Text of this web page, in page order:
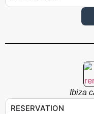
Ibiza
RESERVATION